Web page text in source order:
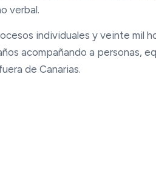
verbal.
individuales y veinte mil
acompañando a personas,
de Canarias.